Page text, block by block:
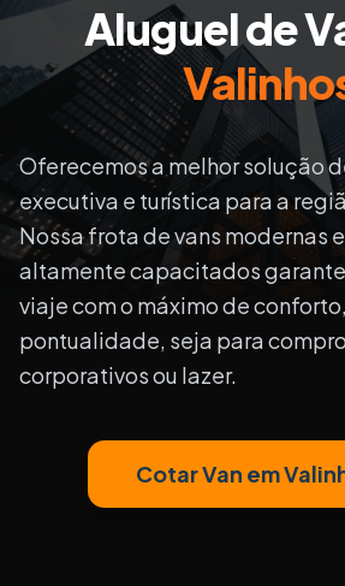
Aluguel de
Oferecemos a melhor solução
executiva e turística para a
Nossa frota de vans modernas
altamente capacitados
viaje com o máximo de
pontualidade, seja para
corporativos ou lazer.
Cotar Van em